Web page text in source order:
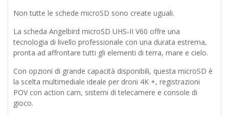
Non tutte le schede microSD sono create uguali.
La scheda Angelbird microSD UHS-II V60 offre una
tecnologia di livello professionale con una durata estrema,
pronta ad affrontare tutti gli elementi di terra, mare e cielo.
Con opzioni di grande capacità disponibili, questa microSD è
la scelta multimediale ideale per droni 4K +, registrazioni
POV con action cam, sistemi di telecamere e console di
gioco.